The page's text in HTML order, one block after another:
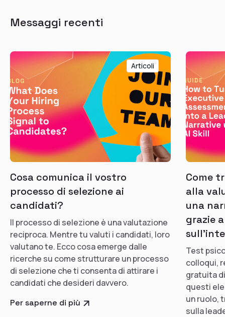
Messaggi recenti
Articoli
Cosa comunica il vostro
processo di selezione ai
candidati?
Il processo di selezione è una valutazione
reciproca. Mentre tu valuti i candidati, loro
valutano te. Ecco cosa emerge dalle
ricerche su come strutturare un processo
di selezione che ti consenta di attirare i
candidati che desideri davvero.
Per saperne di più
Come
alla
una
grazie
Test
colloqui,
gratuita
questi
un ruolo,
sulla